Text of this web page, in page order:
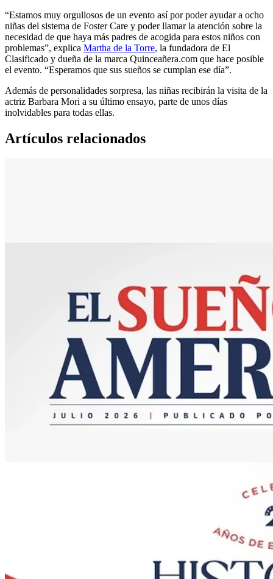
“Estamos muy orgullosos de un evento así por poder ayudar a ocho
niñas del sistema de Foster Care y poder llamar la atención sobre la
necesidad de que haya más padres de acogida para estos niños con
problemas”, explica Martha de la Torre, la fundadora de El
Clasificado y dueña de la marca Quinceañera.com que hace posible
el evento. “Esperamos que sus sueños se cumplan ese día”.
Además de personalidades sorpresa, las niñas recibirán la visita de la
actriz Barbara Mori a su último ensayo, parte de unos días
inolvidables para todas ellas.
Artículos relacionados